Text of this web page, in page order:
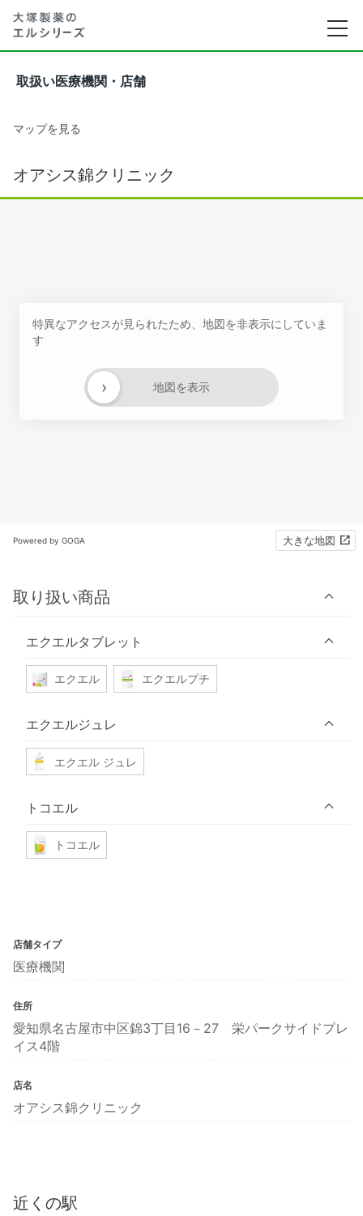
取扱い医療機関・店舗
マップを見る
オアシス錦クリニック
特異なアクセスが見られたため、地図を非表示にしていま
す
地図を表示
›
Powered by GOGA 大きな地図
取り扱い商品
エクエルタブレット
エクエル エクエルプチ
エクエルジュレ
エクエル ジュレ
トコエル
トコエル
店舗タイプ
医療機関
住所
愛知県名古屋市中区錦3丁目16－27 栄パークサイドプレ
イス4階
店名
オアシス錦クリニック
近くの駅